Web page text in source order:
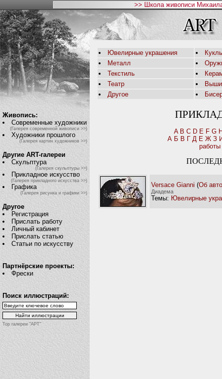
>> Школа живописи
Живопись:
Современные художники
(Галерея современной живописи >>)
Художники прошлого
(Галерея картин художников >>)
Другие ART-галереи
Скульптура
(Галерея скульптуры >>)
Прикладное искусство
(Галерея прикладного искусства >>)
Графика
(Галерея рисунка и графики >>)
Другое
Регистрация
Прислать работу
Личный кабинет
Прислать статью
Статьи по искусству
Партнёрские проекты:
Фрески
Поиск иллюстраций:
Top галереи "АРТ"
Ювелирные украшения
Металл
Текстиль
Театр
Другое
A B C D E F G
А Б В Г Д Е Ж З
работы
Versace Gianni (Об
Диадема
Темы: Ювелирные